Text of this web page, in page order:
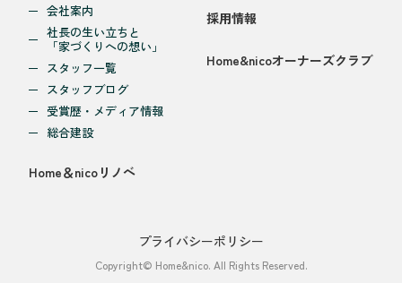
会社案内
社長の生い立ちと
「家づくりへの想い」
スタッフ一覧
スタッフブログ
受賞歴・メディア情報
総合建設
Home＆nicoリノベ
採用情報
Home&nicoオーナーズクラブ
プライバシーポリシー
Copyright© Home&nico. All Rights Reserved.